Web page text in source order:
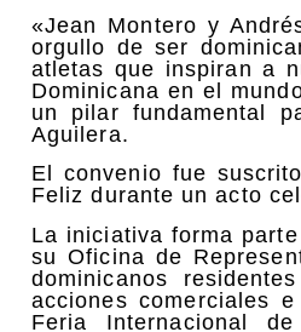
«Jean Montero y
orgullo de ser
atletas que inspiran a
Dominicana en el
un pilar fundamental
Aguilera.
El convenio fue
Feliz durante un acto
La iniciativa forma
su Oficina de
dominicanos
acciones comerciales
Feria Internacional